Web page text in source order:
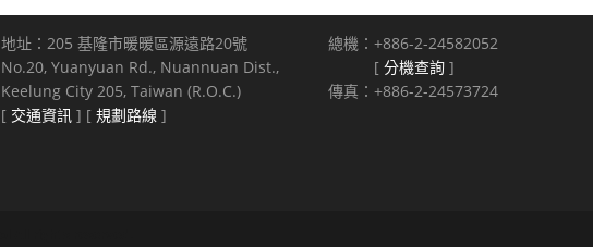
地址：205 基隆市暖暖區源遠路20號
No.20, Yuanyuan Rd., Nuannuan Dist.,
Keelung City 205, Taiwan (R.O.C.)
[ 交通資訊 ] [ 規劃路線 ]
總機：+886-2-24582052
[ 分機查詢 ]
傳真：+886-2-24573724